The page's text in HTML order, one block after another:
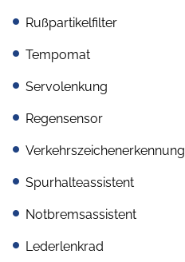
Rußpartikelfilter
Tempomat
Servolenkung
Regensensor
Verkehrszeichenerkennung
Spurhalteassistent
Notbremsassistent
Lederlenkrad